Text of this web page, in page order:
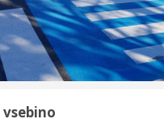
vsebino